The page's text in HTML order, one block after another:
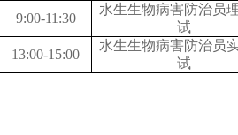
9:00-11:30
水生生物病害防治员
试
13:00-15:00
水生生物病害防治员
试